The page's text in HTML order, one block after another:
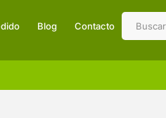
Blog Contacto